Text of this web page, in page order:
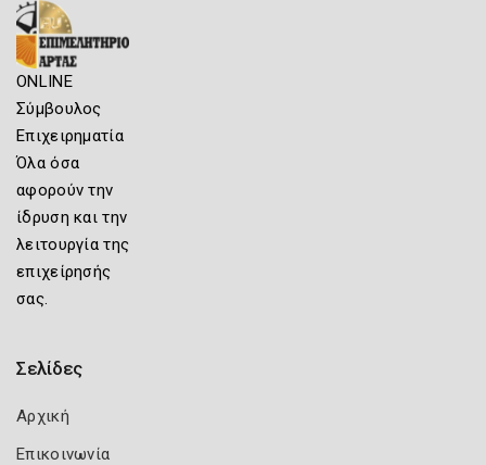
ONLINE
Σύμβουλος
Επιχειρηματία
Όλα όσα
αφορούν την
ίδρυση και την
λειτουργία της
επιχείρησής
σας.
Σελίδες
Αρχική
Επικοινωνία